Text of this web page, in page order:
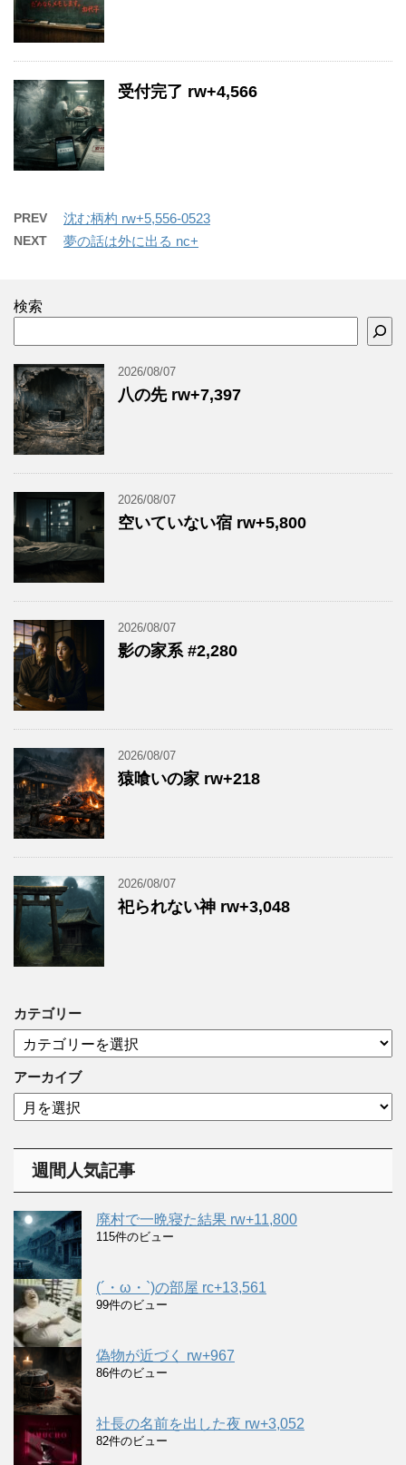
受付完了 rw+4,566
PREV 沈む柄杓 rw+5,556-0523
NEXT 夢の話は外に出る nc+
検索
2026/08/07
八の先 rw+7,397
2026/08/07
空いていない宿 rw+5,800
2026/08/07
影の家系 #2,280
2026/08/07
猿喰いの家 rw+218
2026/08/07
祀られない神 rw+3,048
カテゴリー
テ
ゴ
リ
ー
アーカイブ
ア
ー
週間人気記事
廃村で一晩寝た結果 rw+11,800
115件のビュー
(´・ω・`)の部屋 rc+13,561
99件のビュー
偽物が近づく rw+967
86件のビュー
社長の名前を出した夜 rw+3,052
82件のビュー